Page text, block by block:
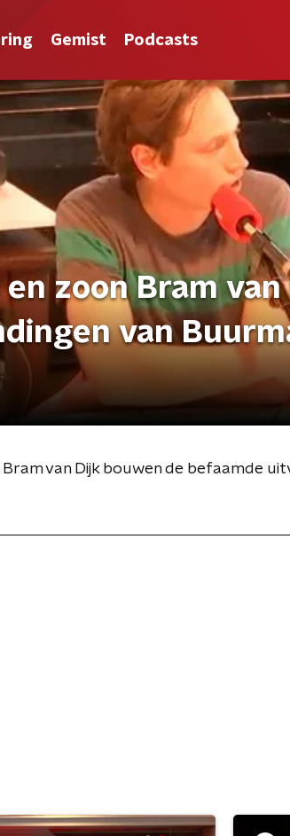
Gemist Podcasts
zoon Bram
van
Bram van Dijk bouwen de befaamde